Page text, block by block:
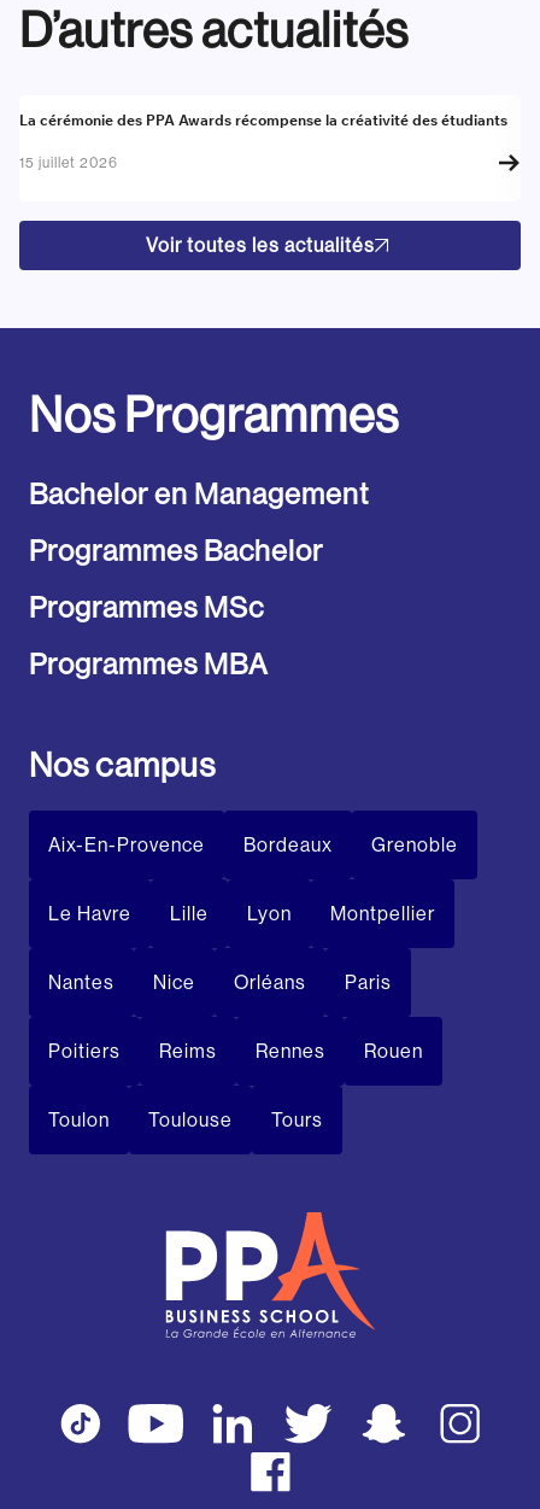
D’autres actualités
Actualité
La cérémonie des PPA Awards récompense la créativité des étudiants
15 juillet 2026
Voir toutes les actualités
Nos Programmes
Bachelor en Management
Programmes Bachelor
Programmes MSc
Programmes MBA
Nos campus
Aix-En-Provence Bordeaux Grenoble
Le Havre Lille Lyon Montpellier
Nantes Nice Orléans Paris
Poitiers Reims Rennes Rouen
Toulon Toulouse Tours